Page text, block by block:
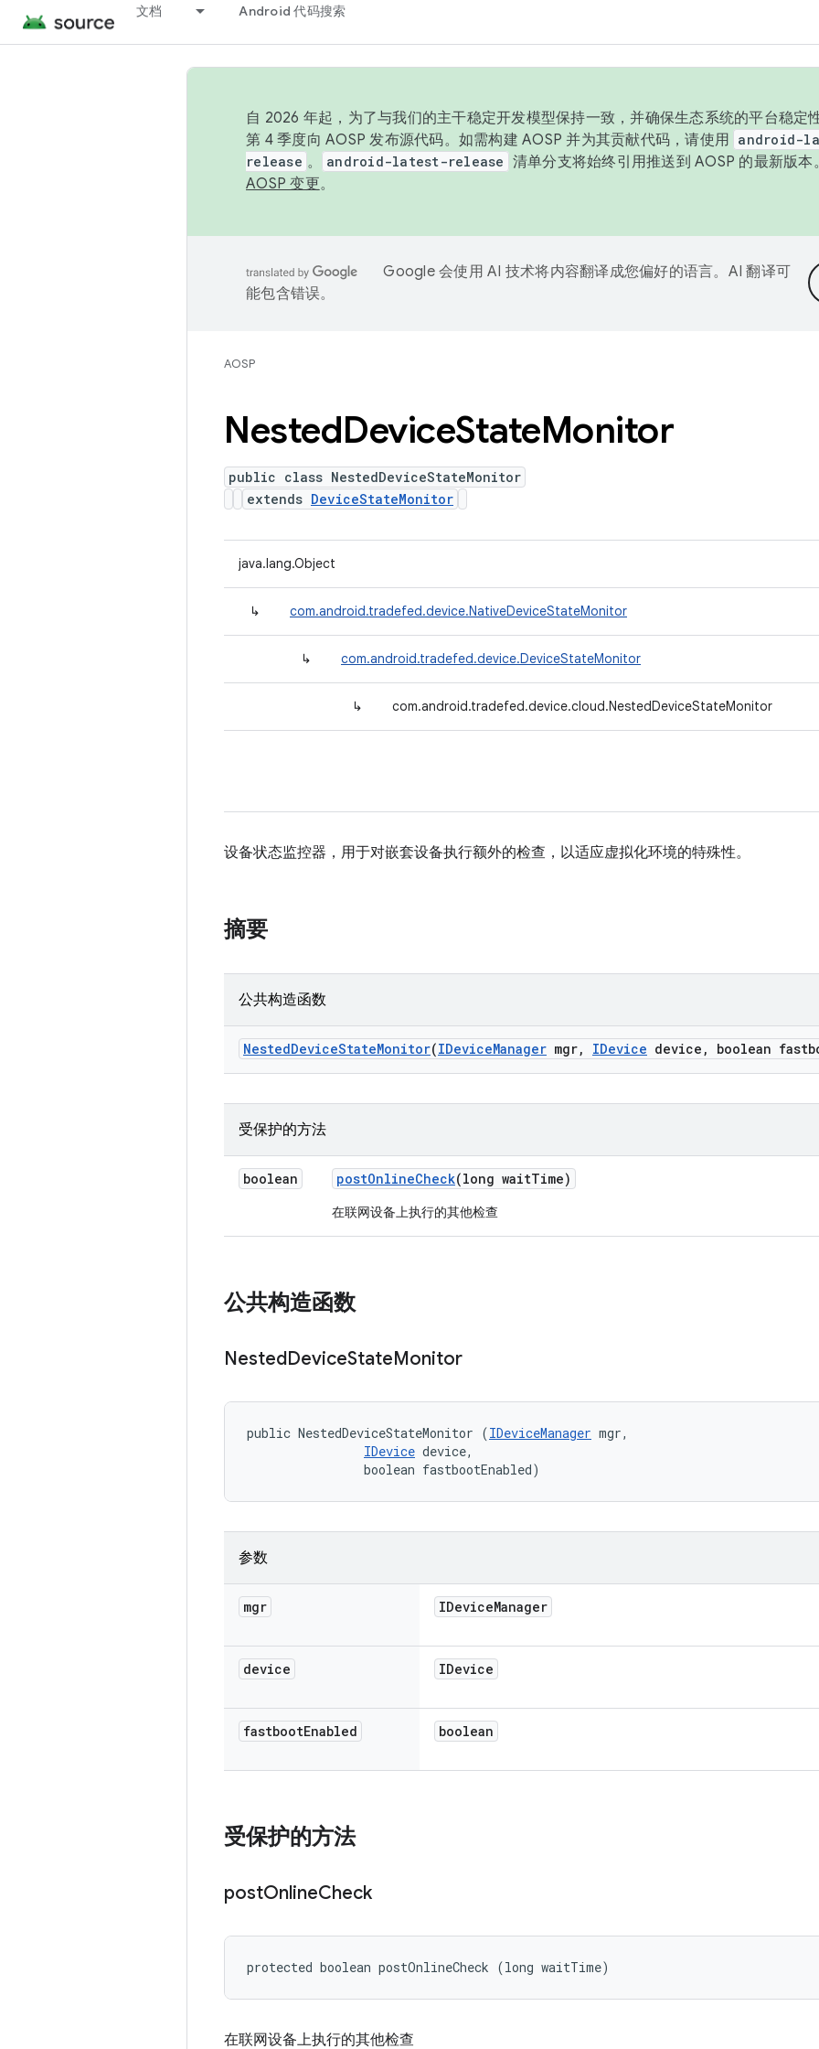
文档 Android 代码搜索
自 2026 年起，为了与我们的主干稳定开发模型保持一致，并确保生态系统的平台稳定
第 4 季度向 AOSP 发布源代码。如需构建 AOSP 并为其贡献代码，请使用 android-
release 。 android-latest-release 清单分支将始终引用推送到 AOSP 的最新版
AOSP 变更。
Google 会使用 AI 技术将内容翻译成您偏好的语言。AI 翻译可
能包含错误。
AOSP
NestedDeviceStateMonitor
public class NestedDeviceStateMonitor
extends DeviceStateMonitor
java.lang.Object
↳ com.android.tradefed.device.NativeDeviceStateMonitor
↳ com.android.tradefed.device.DeviceStateMonitor
↳ com.android.tradefed.device.cloud.NestedDeviceStateMonitor
设备状态监控器，用于对嵌套设备执行额外的检查，以适应虚拟化环境的特殊性。
摘要
公共构造函数
NestedDeviceStateMonitor(IDeviceManager mgr, IDevice device , boolean
受保护的方法
boolean postOnlineCheck(long waitTime)
在联网设备上执行的其他检查
公共构造函数
NestedDeviceStateMonitor
public NestedDeviceStateMonitor (IDeviceManager mgr,
IDevice device,
                boolean fastbootEnabled)
参数
mgr IDeviceManager
device IDevice
fastbootEnabled boolean
受保护的方法
postOnlineCheck
protected boolean postOnlineCheck (long waitTime)
在联网设备上执行的其他检查